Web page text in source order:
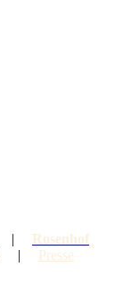
| Rosenhof
| Presse